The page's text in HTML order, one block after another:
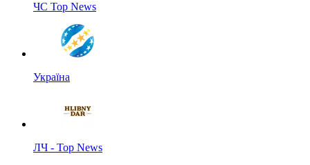
ЧС Top News
Україна
ЛЧ - Top News